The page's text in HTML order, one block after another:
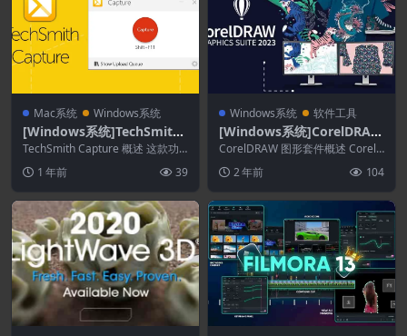
Mac系统 Windows系统
[Windows系统]TechSmith
Capture 2.1.6.609
TechSmith Capture 概述 这款功
功...1 年前 39
Windows系统 软件工具
[Windows系统]CorelDRAW
Graphics Suite 2024 25.1.
0.269
CorelDRAW 图形套件概述 CorelD
2 年前 104